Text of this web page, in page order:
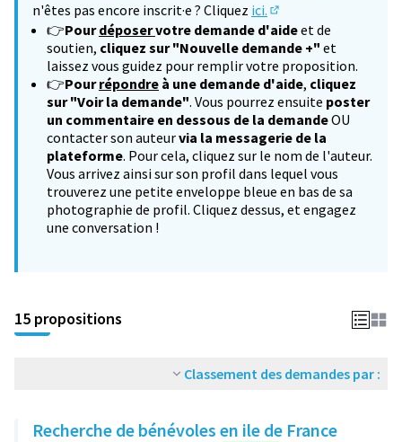
n'êtes pas encore inscrit·e ? Cliquez ici.
(S'ouvre dans un
👉Pourdéposervotre demande d'aideet de
soutien, cliquez sur "Nouvelle demande +" et
laissez vous guidez pour remplir votre proposition.
👉Pourrépondre à une demande d'aide, cliquez
sur "Voir la demande". Vous pourrez ensuite poster
un commentaire en dessous de la demandeOU
contacter son auteurvia la messagerie de la
plateforme. Pour cela, cliquez sur le nom de l'auteur.
Vous arrivez ainsi sur son profil dans lequel vous
trouverez une petite enveloppe bleue en bas de sa
photographie de profil. Cliquez dessus, et engagez
une conversation !
15 propositions
Classement des demandes par :
Recherche de bénévoles en ile de France